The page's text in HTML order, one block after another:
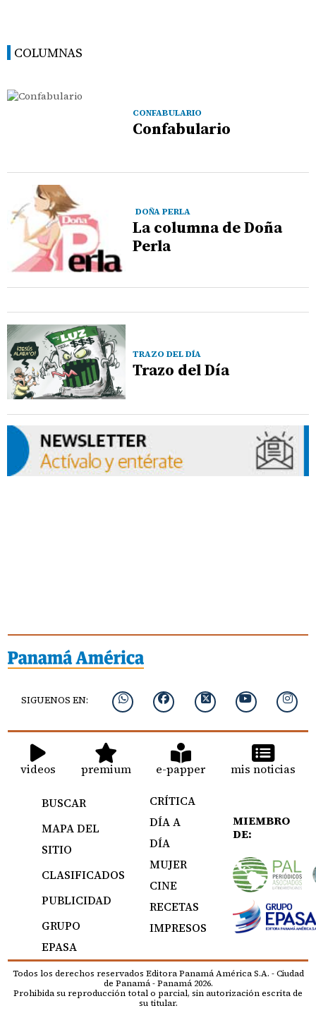
COLUMNAS
CONFABULARIO
Confabulario
DOÑA PERLA
La columna de Doña
Perla
TRAZO DEL DÍA
Trazo del Día
SIGUENOS EN:
videos premium e-papper mis noticias
BUSCAR
MAPA DEL
SITIO
CLASIFICADOS
PUBLICIDAD
GRUPO
EPASA
CRÍTICA
DÍA A
DÍA
MUJER
CINE
RECETAS
IMPRESOS
MIEMBRO
DE:
Todos los derechos reservados Editora Panamá América S.A. - Ciudad
de Panamá - Panamá 2026.
Prohibida su reproducción total o parcial, sin autorización escrita de
su titular.